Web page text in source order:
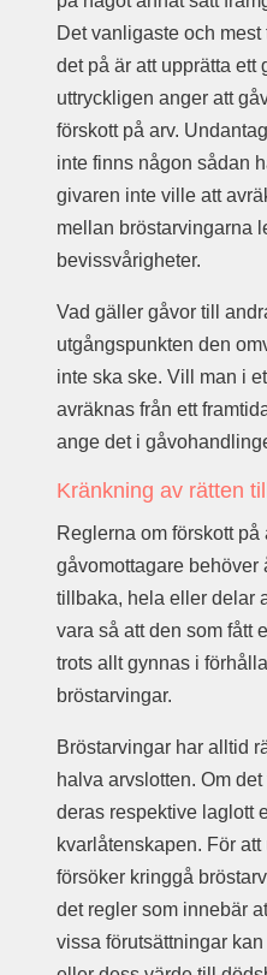
Det vanligaste och
det på är att upprätta ett
uttryckligen anger att
förskott på arv.
inte finns någon sådan
givaren inte ville att
mellan bröstarvingarna
bevissvårigheter.
Vad gäller gåvor till
utgångspunkten den
inte ska ske. Vill man i
avräknas från ett
ange det i
Kränkning av rätten
Reglerna om förskott på
gåvomottagare behöver
tillbaka, hela eller delar
vara så att den som fått
trots allt gynnas i
bröstarvingar.
Bröstarvingar har alltid
halva arvslotten. Om
deras respektive laglott
kvarlåtenskapen. För
försöker kringgå
det regler som innebär
vissa förutsättningar